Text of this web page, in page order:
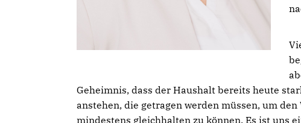
Geheimnis, dass der Haushalt bereits heute
anstehen, die getragen werden müssen, um
mindestens gleichhalten zu können. Es ist uns